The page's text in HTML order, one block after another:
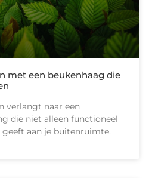
met een beukenhaag die
verlangt naar een
die niet alleen functioneel
geeft aan je buitenruimte.